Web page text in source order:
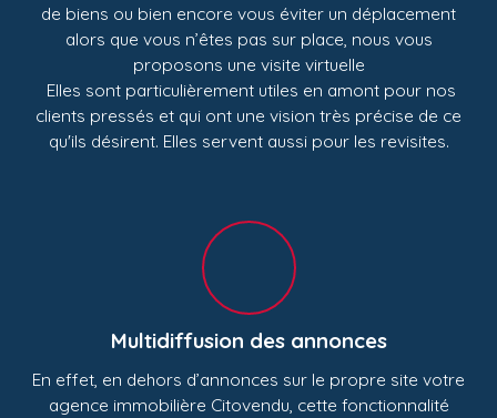
de biens ou bien encore vous éviter un déplacement
alors que vous n’êtes pas sur place, nous vous
proposons une visite virtuelle
Elles sont particulièrement utiles en amont pour nos
clients pressés et qui ont une vision très précise de ce
qu'ils désirent. Elles servent aussi pour les revisites.
Multidiffusion des annonces
En effet, en dehors d’annonces sur le propre site votre
agence immobilière Citovendu, cette fonctionnalité